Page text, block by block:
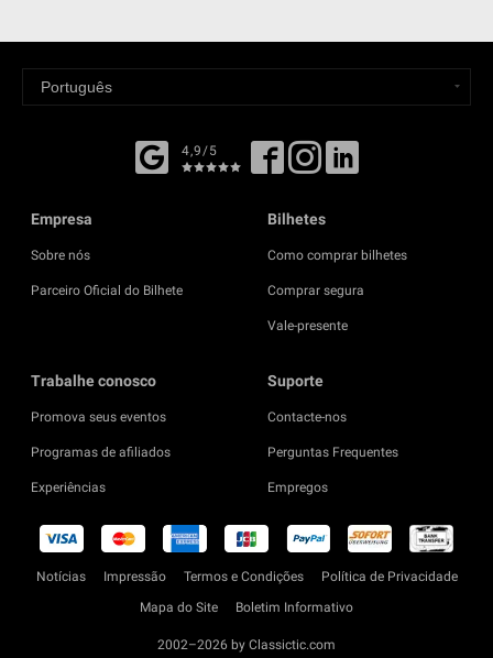
4,9/5
Empresa
Sobre nós
Parceiro Oficial do Bilhete
Bilhetes
Como comprar bilhetes
Comprar segura
Vale-presente
Trabalhe conosco
Promova seus eventos
Programas de afiliados
Experiências
Suporte
Contacte-nos
Perguntas Frequentes
Empregos
Notícias Impressão Termos e Condições
Política de Privacidade
Mapa do Site
Boletim Informativo
2002–2026 by Classictic.com